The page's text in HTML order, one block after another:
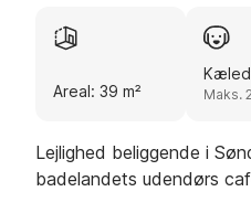
Areal: 39 m² Maks. 2
Lejlighed beliggende i
badelandets udendørs